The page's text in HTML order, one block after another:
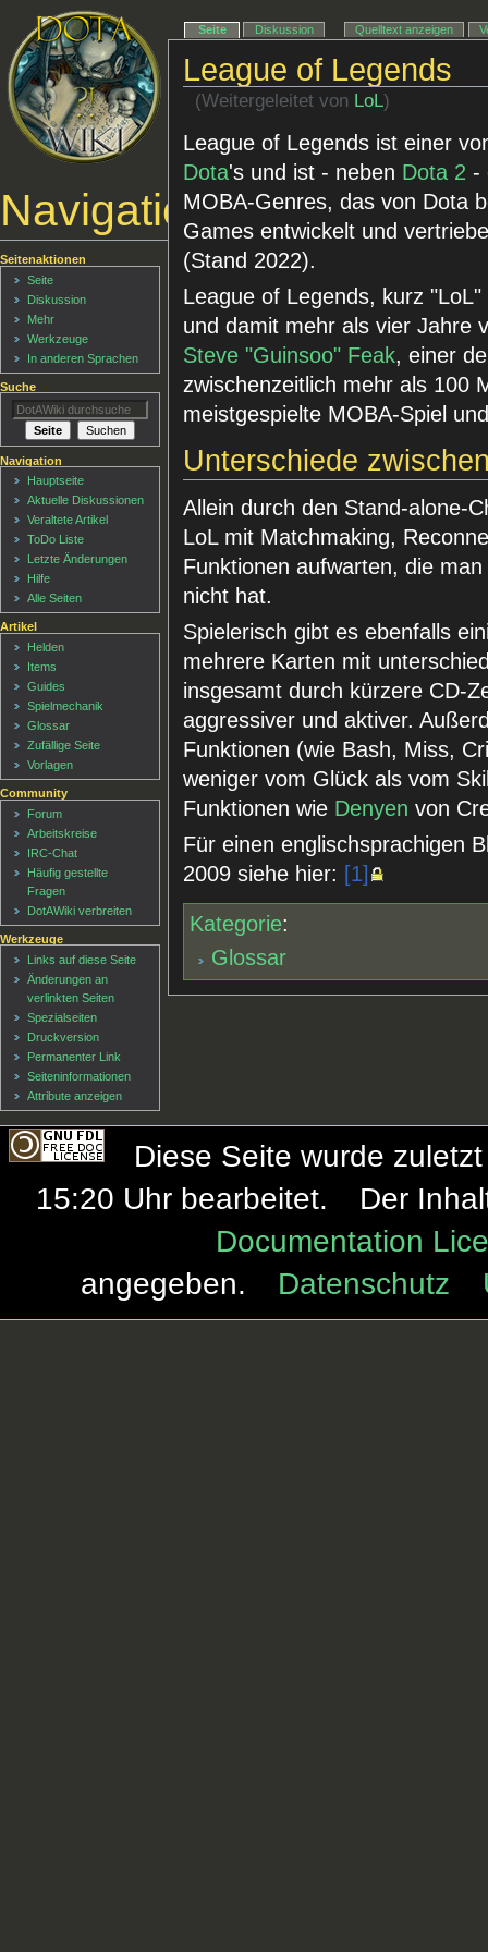
League of Legends
(Weitergeleitet von LoL)
League of Legends ist einer
Dota's und ist - neben Dota 2 -
MOBA-Genres, das von Dota
Games entwickelt und
(Stand 2022).
League of Legends, kurz
und damit mehr als vier Jahre
Steve "Guinsoo" Feak, einer
zwischenzeitlich mehr als 100
meistgespielte MOBA-Spiel
Unterschiede
Allein durch den Stand-alone-
LoL mit Matchmaking,
Funktionen aufwarten, die
nicht hat.
Spielerisch gibt es ebenfalls
mehrere Karten mit
insgesamt durch kürzere CD-
aggressiver und aktiver.
Funktionen (wie Bash, Miss,
weniger vom Glück als vom
Funktionen wie Denyen von
Für einen englischsprachigen
2009 siehe hier: [1]
Kategorie:
Glossar
Navigationsmenü
Seite Diskussion Quelltext anzeigen
Seitenaktionen
Seite
Diskussion
Mehr
Werkzeuge
In anderen Sprachen
Suche
Navigation
Hauptseite
Aktuelle Diskussionen
Veraltete Artikel
ToDo Liste
Letzte Änderungen
Hilfe
Alle Seiten
Artikel
Helden
Items
Guides
Spielmechanik
Glossar
Zufällige Seite
Vorlagen
Community
Forum
Arbeitskreise
IRC-Chat
Häufig gestellte
Fragen
DotAWiki verbreiten
Werkzeuge
Links auf diese Seite
Änderungen an
verlinkten Seiten
Spezialseiten
Druckversion
Permanenter Link
Seiten­informationen
Attribute anzeigen
Diese Seite wurde
15:20 Uhr bearbeitet.
Der
Documentation
angegeben.
Datenschutz